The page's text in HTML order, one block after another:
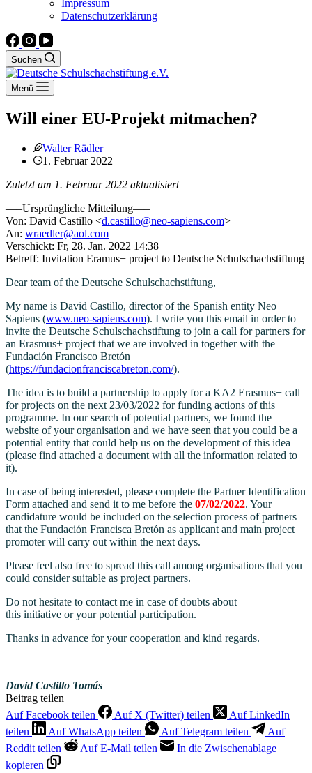
Impressum
Datenschutzerklärung
Suchen
Menü
Will einer EU-Projekt mitmachen?
Walter Rädler
1. Februar 2022
Zuletzt am 1. Februar 2022 aktualisiert
—–Ursprüngliche Mitteilung—–
Von: David Castillo <d.castillo@neo-sapiens.com>
An: wraedler@aol.com
Verschickt: Fr, 28. Jan. 2022 14:38
Betreff: Invitation Eramus+ project to Deutsche Schulschachstiftung
Dear team of the Deutsche Schulschachstiftung,
My name is David Castillo, director of the Spanish entity Neo
Sapiens (www.neo-sapiens.com). I write you this email in order to
invite the Deutsche Schulschachstiftung to join a call for partners for
an Erasmus+ project that we are involved in together with the
Fundación Francisco Bretón
(https://fundacionfranciscabreton.com/).
The idea is to build a partnership to apply for a KA2 Erasmus+ call
for projects on the next 23/03/2022 for funding actions of this
programme. In our search of potential partners, we found the
website of your organisation and we have seen that you could be a
potential entity that could help us on the development of this idea
(please find attached a document with all the information related to
it).
In case of being interested, please complete the Partner Identification
Form attached and send it to me before the 07/02/2022. Your
candidature would be included on the selection process of partners
that the Fundación Francisca Bretón as applicant and main project
promoter will carry out within the next days.
Please feel also free to spread this call among organisations that you
could consider suitable as project partners.
Do not hesitate to contact me in case of doubts about
this initiative or your potential participation.
Thanks in advance for your cooperation and kind regards.
David Castillo Tomás
Beitrag teilen
Auf Facebook teilen
Auf X (Twitter) teilen
Auf LinkedIn
teilen
Auf WhatsApp teilen Auf Telegram teilen
Auf
Reddit teilen
Auf E-Mail teilen
In die Zwischenablage
kopieren